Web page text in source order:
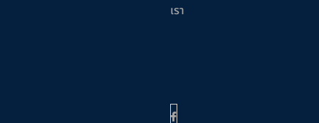
เรา